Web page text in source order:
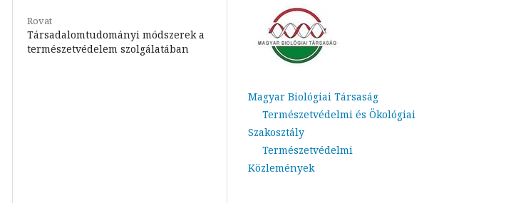
Rovat
Társadalomtudományi módszerek a
természetvédelem szolgálatában
Magyar Biológiai Társaság
Természetvédelmi és Ökológiai
Szakosztály
Természetvédelmi
Közlemények